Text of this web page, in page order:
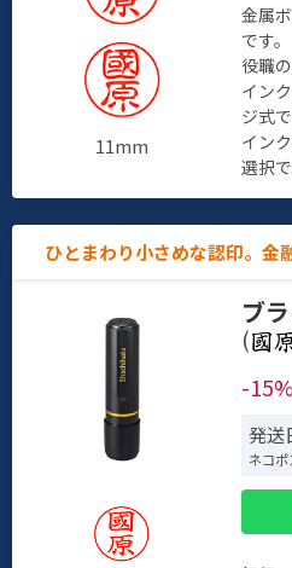
11mm
金属
です。
役職
イン
ジ式で
イン
選択で
ひとまわり小さめな認印。金
ブ
(
-15%
発送
ネコポ